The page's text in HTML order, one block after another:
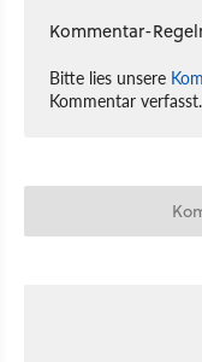
Kommentar-
Bitte lies unsere
Kommentar verfasst.